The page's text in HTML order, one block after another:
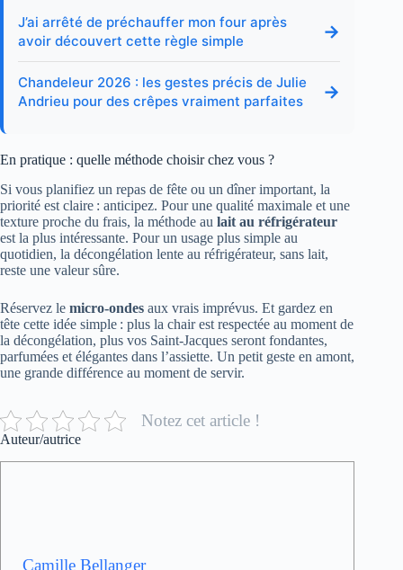
J’ai arrêté de préchauffer mon four après
avoir découvert cette règle simple
→
Chandeleur 2026 : les gestes précis de Julie
Andrieu pour des crêpes vraiment parfaites
→
En pratique : quelle méthode choisir chez vous ?
Si vous planifiez un repas de fête ou un dîner important, la
priorité est claire : anticipez. Pour une qualité maximale et une
texture proche du frais, la méthode au lait au réfrigérateur
est la plus intéressante. Pour un usage plus simple au
quotidien, la décongélation lente au réfrigérateur, sans lait,
reste une valeur sûre.
Réservez le micro-ondes aux vrais imprévus. Et gardez en
tête cette idée simple : plus la chair est respectée au moment de
la décongélation, plus vos Saint-Jacques seront fondantes,
parfumées et élégantes dans l’assiette. Un petit geste en amont,
une grande différence au moment de servir.
Notez cet article !
Auteur/autrice
Camille Bellanger